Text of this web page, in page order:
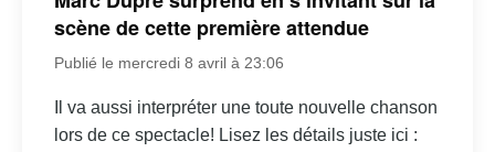
scène de cette première attendue
Publié le mercredi 8 avril à 23:06
Il va aussi interpréter une toute nouvelle chanson
lors de ce spectacle! Lisez les détails juste ici :